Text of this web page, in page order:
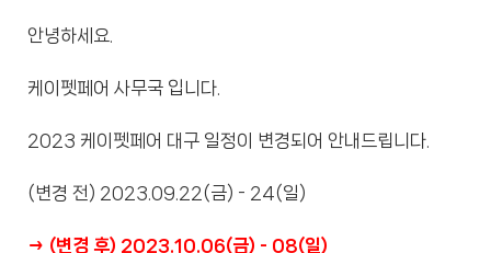
안녕하세요.
케이펫페어 사무국 입니다.
2023 케이펫페어 대구 일정이 변경되어 안내드립니다.
(변경 전) 2023.09.22(금) - 24(일)
→ (변경 후) 2023.10.06(금) - 08(일)